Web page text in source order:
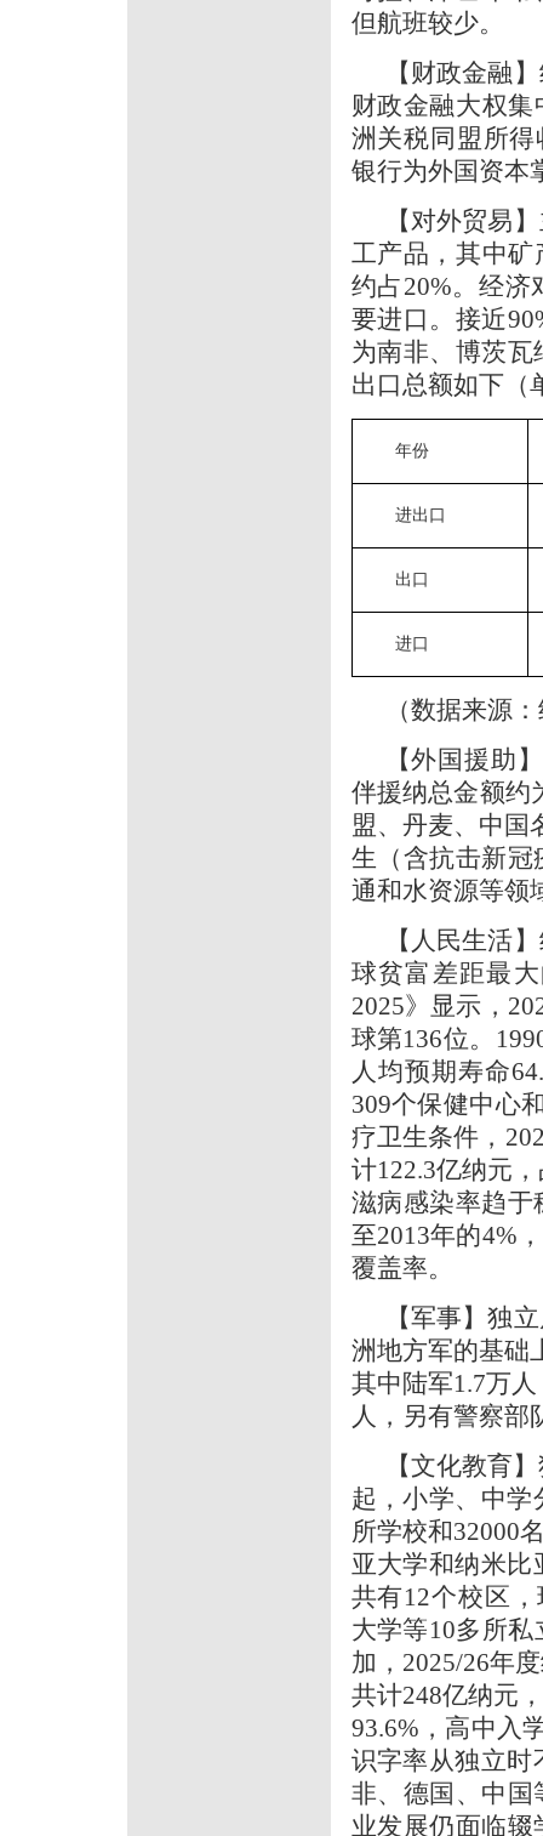
但航班较少。
【财政金融
财政金融大权
洲关税同盟所得
银行为外国资本
【对外贸易
工产品，其中矿
约占20%。经济
要进口。接近
为南非、博茨
出口总额如下（
年份
进出口
出口
进口
（数据来源
【外国援助
伴援纳总金额约
盟、丹麦、中国
生（含抗击新冠
通和水资源等领
【人民生活
球贫富差距最
2025》显示，
球第136位。
人均预期寿命
309个保健中心
疗卫生条件，
计122.3亿纳元
滋病感染率趋于
至2013年的4%
覆盖率。
【军事】独
洲地方军的基础
其中陆军1.7万
人，另有警察部
【文化教育
起，小学、中学
所学校和32000
亚大学和纳米比
共有12个校区
大学等10多所
加，2025/26年
共计248亿纳元
93.6%，高中入
识字率从独立时
非、德国、中国
业发展仍面临